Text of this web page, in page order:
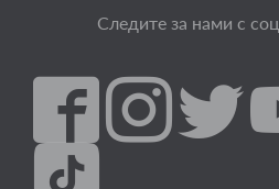
Следите за нами с